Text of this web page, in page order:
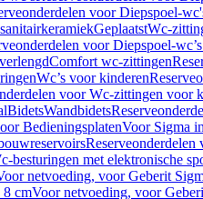
voor Diepspoel-
GeplaatstWc-
voor Diepspoel-
Comfort wc-zittingen
Wc’s voor kinderen
voor Wc-zittingen voor
BidetsWandbidets
BedieningsplatenVoor Sigma
besturingen met elektronische
netvoeding, voor Geberit
8 cmVoor netvoeding, voor